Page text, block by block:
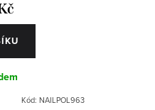
Kód: NAILPOL963